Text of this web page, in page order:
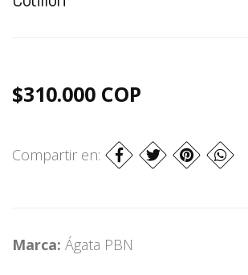
$310.000 COP
Compartir en:
Marca: Ágata PBN